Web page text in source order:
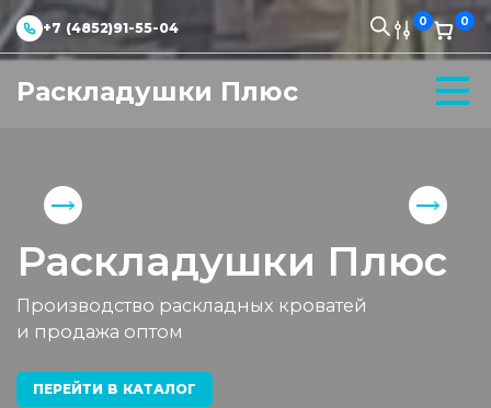
+7 (4852)91-55-04 0 0
Раскладушки Плюс
Раскладушки Плюс
Производство раскладных кроватей
и продажа оптом
ПЕРЕЙТИ В КАТАЛОГ